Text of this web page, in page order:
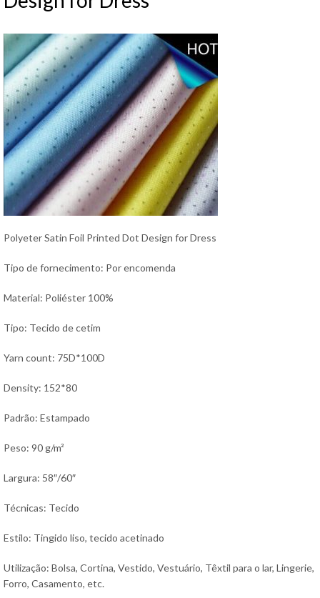
Polyeter Satin Foil Printed Dot Design for Dress
Tipo de fornecimento: Por encomenda
Material: Poliéster 100%
Tipo: Tecido de cetim
Yarn count: 75D*100D
Density: 152*80
Padrão: Estampado
Peso: 90 g/m²
Largura: 58″/60″
Técnicas: Tecido
Estilo: Tingido liso, tecido acetinado
Utilização: Bolsa, Cortina, Vestido, Vestuário, Têxtil para o lar, Lingerie,
Forro, Casamento, etc.